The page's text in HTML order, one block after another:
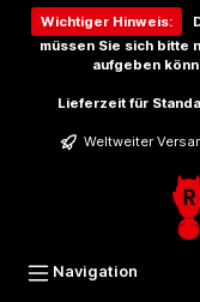
springen
Wichtiger Hinweis:
müssen Sie sich bitte
aufgeben
Lieferzeit für
Weltweiter
Navigation